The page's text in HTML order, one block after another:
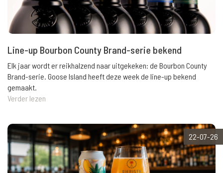
Line-up Bourbon County Brand-serie bekend
Elk jaar wordt er reikhalzend naar uitgekeken: de Bourbon County
Brand-serie. Goose Island heeft deze week de line-up bekend
gemaakt.
Verder lezen
22-07-26